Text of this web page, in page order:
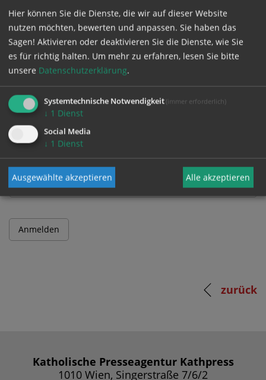
GESCHÜTZTER BEREICH
Bitte melden Sie sich mit Ihrem Benutzernamen
und Passwort an.
Benutzername
Passwort
zurück
Katholische Presseagentur Kathpress
1010 Wien, Singerstraße 7/6/2
Hier können Sie die Dienste, die wir auf dieser Website
nutzen möchten, bewerten und anpassen. Sie haben das
Sagen! Aktivieren oder deaktivieren Sie die Dienste, wie Sie
es für richtig halten. Um mehr zu erfahren, lesen Sie bitte
unsere Datenschutzerklärung.
Systemtechnische Notwendigkeit (immer erforderlich)
↓ 1 Dienst
Social Media
↓ 1 Dienst
Ausgewählte akzeptieren Alle akzeptieren